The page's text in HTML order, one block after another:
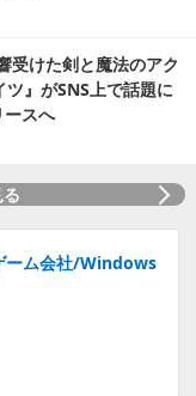
受けた剣と魔法のアク
』がSNS上で話題に
スへ
ーム会社/Windows